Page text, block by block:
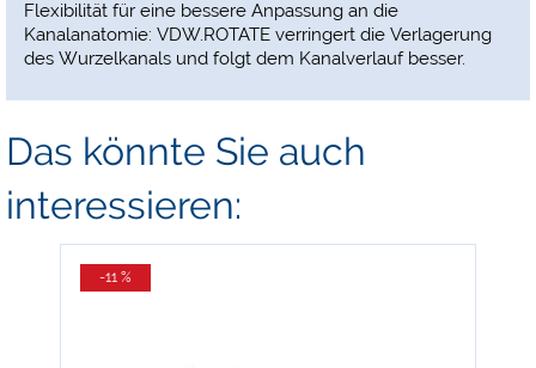
Flexibilität für eine bessere Anpassung an die
Kanalanatomie: VDW.ROTATE verringert die Verlagerung
des Wurzelkanals und folgt dem Kanalverlauf besser.
Das könnte Sie auch
interessieren:
-11 %